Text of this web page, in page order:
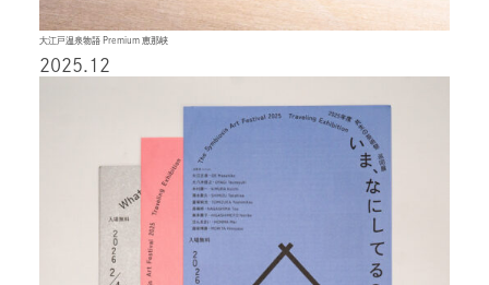
大江戸温泉物語 Premium 恵那峡
2025.12